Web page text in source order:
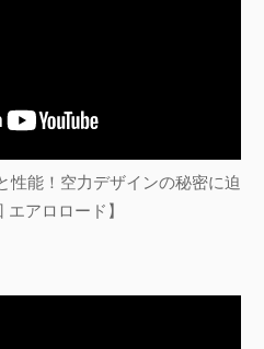
性能！空力デザインの秘密に迫
エアロロード】